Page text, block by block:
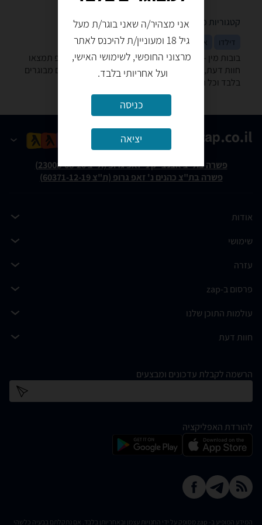
קטגוריות משלימות
דילדו איברי גוף נשיים ויברטורים
בובות מין -נמצאו 0 מוצרים. מחפש בובת מין? רק בזאפ תמצאו
חוות דעת, השוואת מחירים ביותר מאלף חנויות בתחום מבוגרים
בלבד וכל המידע הנחוץ עבור קבלת החלטה חכמה!
פשרה בת"צ אבנצ'יק נ' זאפ גרופ (ת"צ 23008-08-20)
פשרה בת"צ כהנים נ' זאפ גרופ (ת"צ 60371-12-19)
אודות
שימושי
עזרה
פרסום ב-zap
עולמות התוכן שלנו
חוות דעת
הרשמה לקבלת עדכונים ומבצעים
להורדת האפליקציה
המידע המופיע ב- zap מסופק על ידי החנויות עצמן ובאחריותן בלבד. אם נתקלתם בבעיה כלשהי
אני מצהיר/ה שאני בוגר/ת מעל
גיל 18 ומעוניין/ת להיכנס לאתר
מרצוני החופשי, לשימושי האישי,
ועל אחריותי בלבד.
יציאה
כניסה